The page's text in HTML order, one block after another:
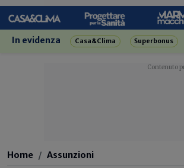
In evidenza Casa&Clima Superbonus
Home Assunzioni